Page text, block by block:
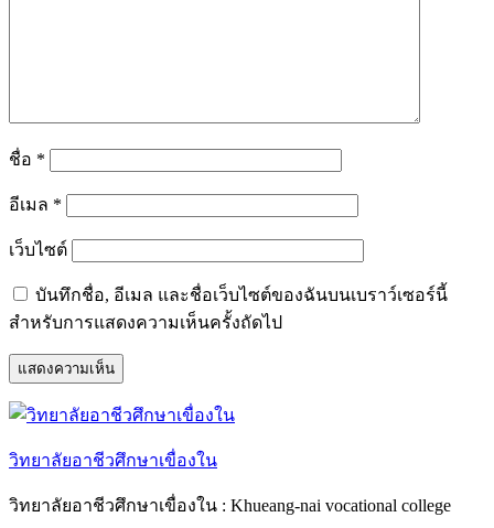
ชื่อ *
อีเมล *
เว็บไซต์
บันทึกชื่อ, อีเมล และชื่อเว็บไซต์ของฉันบนเบราว์เซอร์นี้
สำหรับการแสดงความเห็นครั้งถัดไป
วิทยาลัยอาชีวศึกษาเขื่องใน
วิทยาลัยอาชีวศึกษาเขื่องใน : Khueang-nai vocational college